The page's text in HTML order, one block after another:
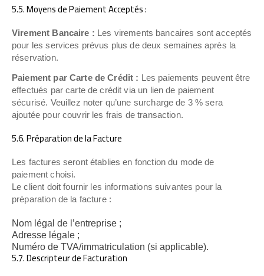
5.5. Moyens de Paiement Acceptés :
Virement Bancaire : Les virements bancaires sont acceptés
pour les services prévus plus de deux semaines après la
réservation.
Paiement par Carte de Crédit : Les paiements peuvent être
effectués par carte de crédit via un lien de paiement
sécurisé. Veuillez noter qu’une surcharge de 3 % sera
ajoutée pour couvrir les frais de transaction.
5.6. Préparation de la Facture
Les factures seront établies en fonction du mode de
paiement choisi.
Le client doit fournir les informations suivantes pour la
préparation de la facture :
Nom légal de l’entreprise ;
Adresse légale ;
Numéro de TVA/immatriculation (si applicable).
5.7. Descripteur de Facturation